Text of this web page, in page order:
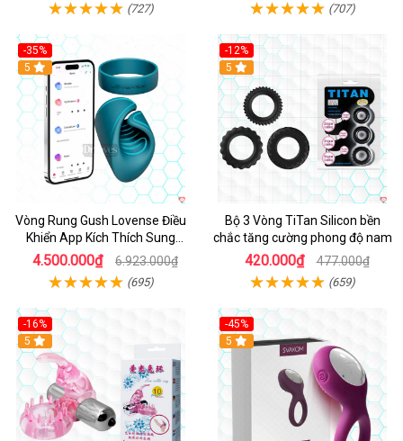
(727) (707)
-35%
Hot
5
Vòng Rung Gush Lovense Điều
Khiển App Kích Thích Sung
Sướng
4.500.000₫ 6.923.000₫
(695)
-12%
5
Bộ 3 Vòng TiTan Silicon bền
chắc tăng cường phong độ nam
420.000₫ 477.000₫
(659)
-16%
Hot
5
-45%
5